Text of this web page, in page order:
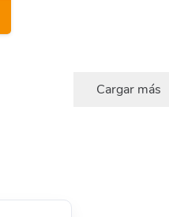
Cargar más